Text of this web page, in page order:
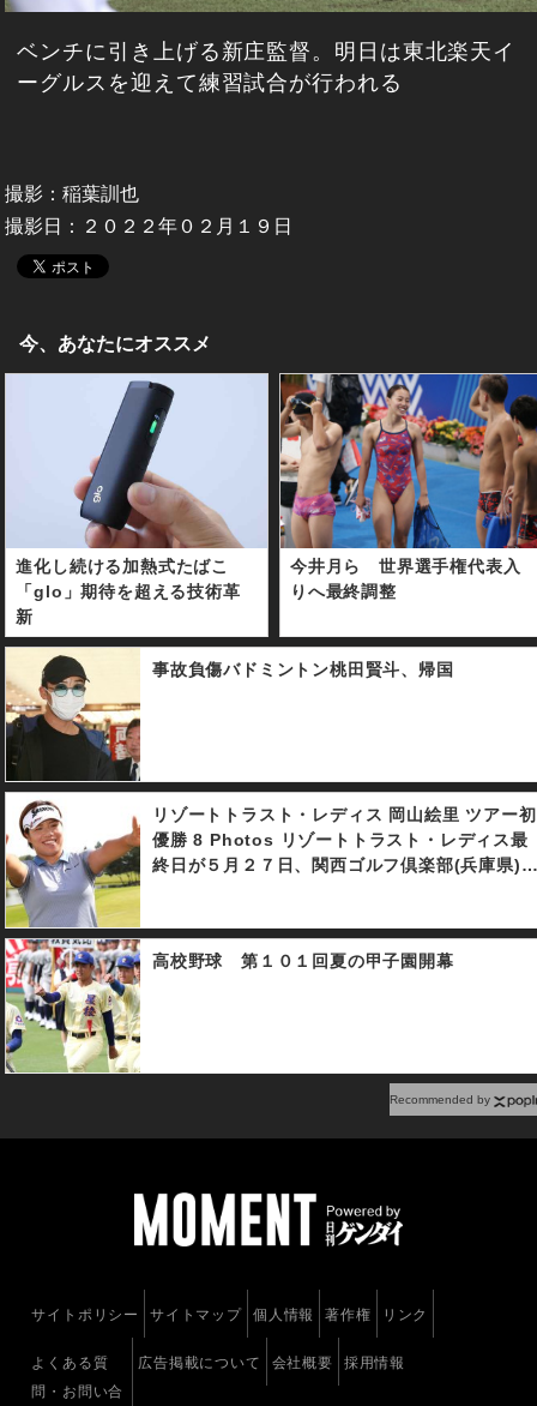
ベンチに引き上げる新庄監督。明日は東北楽天イ
ーグルスを迎えて練習試合が行われる
撮影：稲葉訓也
撮影日：２０２２年０２月１９日
今、あなたにオススメ
進化し続ける加熱式たばこ
「glo」期待を超える技術革
新
今井月ら 世界選手権代表入
りへ最終調整
事故負傷バドミントン桃田賢斗、帰国
リゾートトラスト・レディス 岡山絵里 ツアー初
優勝 8 Photos リゾートトラスト・レディス最
終日が５月２７日、関西ゴルフ倶楽部(兵庫県)
たした。
高校野球 第１０１回夏の甲子園開幕
Recommended by
サイトポリシー サイトマップ 個人情報 著作権 リンク
よくある質
問・お問い合
広告掲載について 会社概要 採用情報